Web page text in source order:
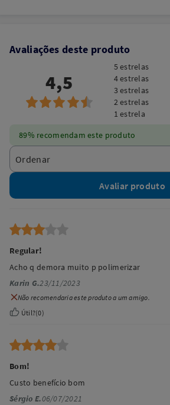
Avaliações deste produto
4,5
5 estrelas
4 estrelas
3 estrelas
2 estrelas
1 estrela
89% recomendam este produto
Avaliar produto
Regular!
Acho q demora muito p polimerizar
Karin G.23/11/2023
Não recomendaria este produto a um amigo.
Útil?(0)
Bom!
Custo benefício bom
Sérgio E.06/07/2021